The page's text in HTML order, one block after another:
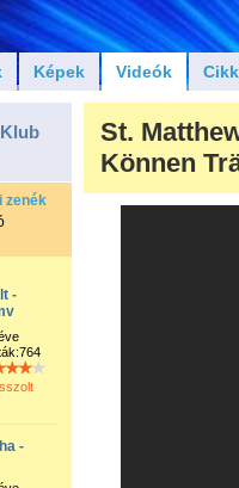
Képek Videók
zenék
-
-
St.
Können